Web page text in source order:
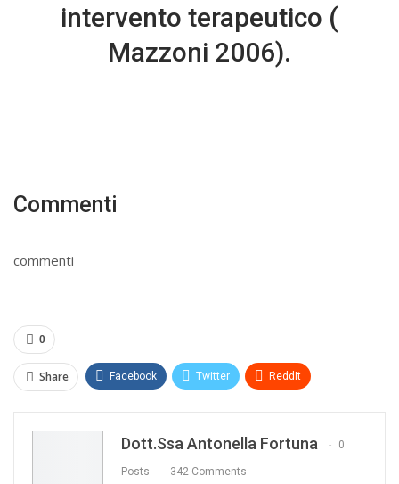
intervento terapeutico (
Mazzoni 2006).
Commenti
commenti
0
Share Facebook Twitter ReddIt
Dott.ssa Antonella Fortuna 0
Posts 342 Comments